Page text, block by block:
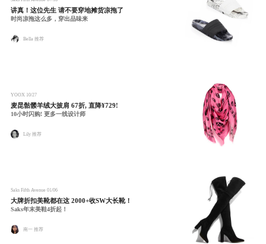
讲真！这位先生 请不要穿地摊货凉拖了
时尚凉拖这么多，穿出品味来
Bella 推荐
YOOX 10/27
麦昆骷髅羊绒大披肩 67折, 直降¥729!
10小时闪购! 更多一线设计师
Lily 推荐
Saks Fifth Avenue 01/06
大牌折扣美靴都在这 2000+收SW大长靴！
Saks年末美鞋4折起！
南一 推荐